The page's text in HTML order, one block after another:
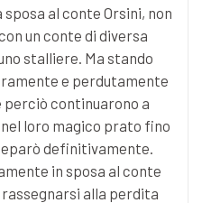
al conte Orsini, non
un conte di diversa
stalliere. Ma stando
e perdutamente
perciò continuarono a
loro magico prato fino
definitivamente.
in sposa al conte
alla perdita